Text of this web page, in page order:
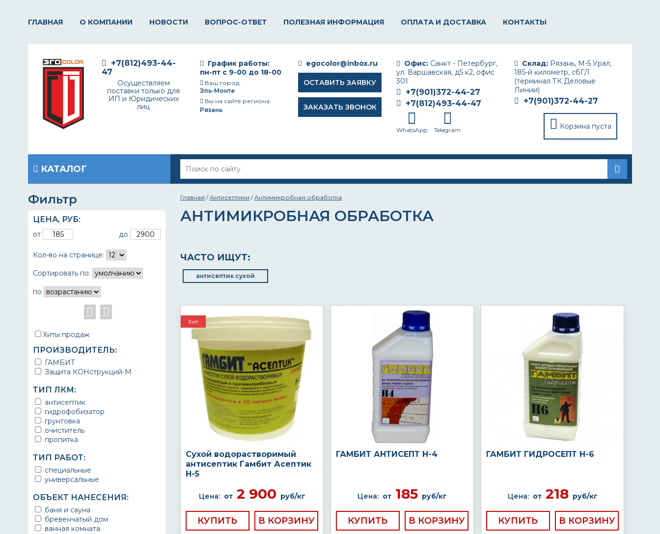
ГЛАВНАЯ О КОМПАНИИ НОВОСТИ ВОПРОС-ОТВЕТ ПОЛЕЗНАЯ ИНФОРМАЦИЯ ОПЛАТА И ДОСТАВКА КОНТАКТЫ
Склад: Рязань, М-5 Урал,
185-й километр, сбГ/1
(терминал ТК Деловые
Линии)
+7(901)372-44-27
Корзина пуста
Офис: Санкт - Петербург,
ул. Варшавская, д5 к2, офис
301
+7(901)372-44-27
+7(812)493-44-47
WhatsApp Telegram
egocolor@inbox.ru
ОСТАВИТЬ ЗАЯВКУ
ЗАКАЗАТЬ ЗВОНОК
График работы:
пн-пт с 9-00 до 18-00
Ваш город:
Эль-Монте
Вы на сайте региона:
Рязань
+7(812)493-44-
47
Осуществляем
поставки только для
ИП и Юридических
лиц
КАТАЛОГ
Фильтр
ЦЕНА, РУБ:
от до
Кол-во на странице:
Сортировать по:
по
Хиты продаж
ПРОИЗВОДИТЕЛЬ:
ГАМБИТ
Защита КОНструкций-М
ТИП ЛКМ:
антисептик
гидрофобизатор
грунтовка
очиститель
пропитка
ТИП РАБОТ:
специальные
универсальные
ОБЪЕКТ НАНЕСЕНИЯ:
баня и сауна
бревенчатый дом
ванная комната
Главная /Антисептики /Антимикробная обработка
АНТИМИКРОБНАЯ ОБРАБОТКА
ЧАСТО ИЩУТ:
антисептик сухой
Хит
Сухой водорастворимый
антисептик Гамбит Асептик
H-5
Цена: от2 900 руб/кг
КУПИТЬ
ГАМБИТ АНТИСЕПТ Н-4
Цена: от 185 руб/кг
КУПИТЬ
ГАМБИТ ГИДРОСЕПТ Н-6
Цена: от218 руб/кг
КУПИТЬ